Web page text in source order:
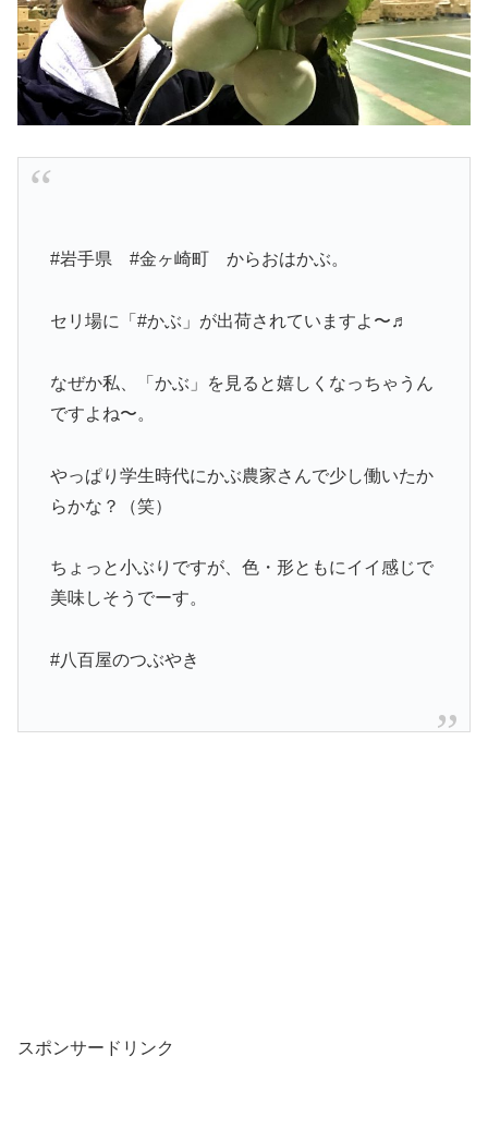
#岩手県 #金ヶ崎町 からおはかぶ。
セリ場に「#かぶ」が出荷されていますよ〜♬
なぜか私、「かぶ」を見ると嬉しくなっちゃうん
ですよね〜。
やっぱり学生時代にかぶ農家さんで少し働いたか
らかな？（笑）
ちょっと小ぶりですが、色・形ともにイイ感じで
美味しそうでーす。
#八百屋のつぶやき
スポンサードリンク